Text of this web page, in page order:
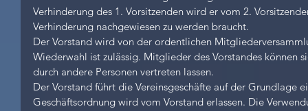
Verhinderung des 1. Vorsitzenden wird er vom 2.
Verhinderung nachgewiesen zu werden braucht.
Der Vorstand wird von der ordentlichen
Wiederwahl ist zulässig. Mitglieder des Vorstandes können
durch andere Personen vertreten lassen.
Der Vorstand führt die Vereinsgeschäfte auf der Grundlage
Geschäftsordnung wird vom Vorstand erlassen. Die